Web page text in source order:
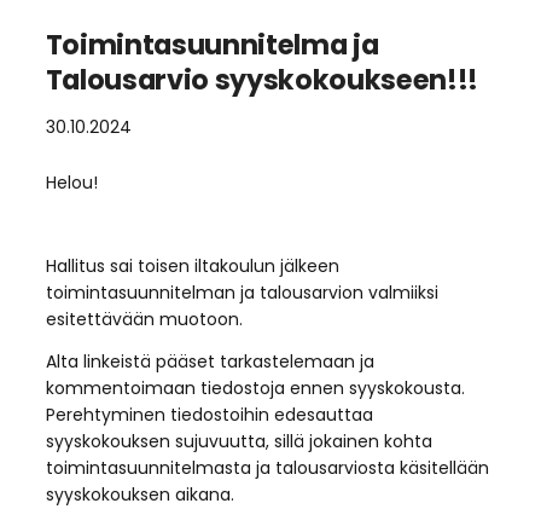
Toimintasuunnitelma ja
Talousarvio syyskokoukseen!!!
30.10.2024
Helou!
Hallitus sai toisen iltakoulun jälkeen
toimintasuunnitelman ja talousarvion valmiiksi
esitettävään muotoon.
Alta linkeistä pääset tarkastelemaan ja
kommentoimaan tiedostoja ennen syyskokousta.
Perehtyminen tiedostoihin edesauttaa
syyskokouksen sujuvuutta, sillä jokainen kohta
toimintasuunnitelmasta ja talousarviosta käsitellään
syyskokouksen aikana.